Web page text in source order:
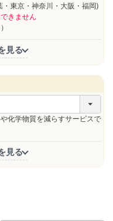
東京・神奈川・大阪・福岡)
きません
見る
化学物質を減らすサービスで
見る